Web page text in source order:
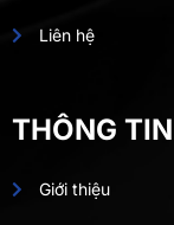
Liên hệ
THÔNG TIN
Giới thiệu